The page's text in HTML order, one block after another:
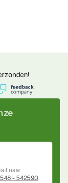
naar
- 542590.